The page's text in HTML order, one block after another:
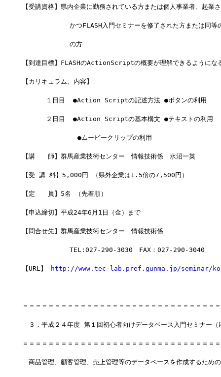
【受講資格】県内企業に勤務されている方または個人事業者、起業
かつFLASH入門セミナーを修了された方または同等
            の方
【到達目標】FLASHのActionScriptの概要が理解できるようにな
【カリキュラム、内容】
      １日目  ●Action Scriptの記述方法 ●ボタンの利用
      ２日目  ●Action Scriptの基本構文 ●テキストの利用
              ●ムービークリップの利用
【講　　師】群馬産業技術センター　情報技術係　水沼一英
【受 講 料】5,000円 （県外企業は1.5倍の7,500円）
【定　　員】5名 （先着順）
【申込締切】平成24年6月1日（金）まで
【問合せ先】群馬産業技術センター　情報技術係
            TEL:027-290-3030　FAX：027-290-3040
【URL】 http://www.tec-lab.pref.gunma.jp/seminar/
＝＝＝＝＝＝＝＝＝＝＝＝＝＝＝＝＝＝＝＝＝＝＝＝＝＝＝＝＝＝
３．平成２４年度 第１回初心者向けデータベース入門セミナー（
＝＝＝＝＝＝＝＝＝＝＝＝＝＝＝＝＝＝＝＝＝＝＝＝＝＝＝＝＝＝
商品管理、顧客管理、売上管理等のデータベースを作成するため